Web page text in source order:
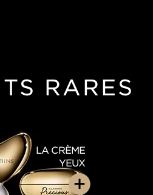
RARES
LA CRÈME
YEUX
LOTION
YEUX
pour corriger et protéger
exceptionnel qui définit
RICHE